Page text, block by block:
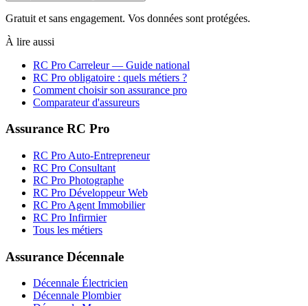
Gratuit et sans engagement. Vos données sont protégées.
À lire aussi
RC Pro Carreleur— Guide national
RC Pro obligatoire : quels métiers ?
Comment choisir son assurance pro
Comparateur d'assureurs
Assurance RC Pro
RC Pro Auto-Entrepreneur
RC Pro Consultant
RC Pro Photographe
RC Pro Développeur Web
RC Pro Agent Immobilier
RC Pro Infirmier
Tous les métiers
Assurance Décennale
Décennale Électricien
Décennale Plombier